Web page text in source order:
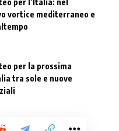
per l’Italia: nel
vortice mediterraneo e
per la prossima
tra sole e nuove